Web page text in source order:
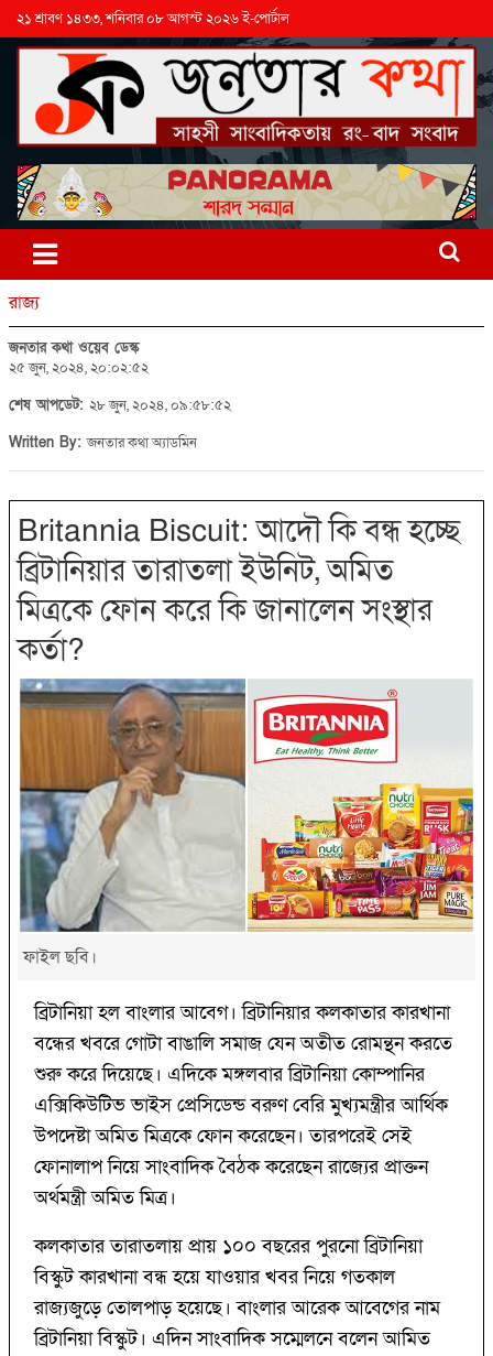
২১ শ্রাবণ ১৪৩৩, শনিবার ০৮ আগস্ট ২০২৬ ই-পোর্টাল
রাজ্য
জনতার কথা ওয়েব ডেস্ক
২৫ জুন, ২০২৪, ২০:০২:৫২
শেষ আপডেট: ২৮ জুন, ২০২৪, ০৯:৫৮:৫২
Written By:জনতার কথা অ্যাডমিন
Britannia Biscuit: আদৌ কি বন্ধ হচ্ছে
ব্রিটানিয়ার তারাতলা ইউনিট, অমিত
মিত্রকে ফোন করে কি জানালেন সংস্থার
কর্তা?
ফাইল ছবি।
ব্রিটানিয়া হল বাংলার আবেগ। ব্রিটানিয়ার কলকাতার কারখানা
বন্ধের খবরে গোটা বাঙালি সমাজ যেন অতীত রোমন্থন করতে
শুরু করে দিয়েছে। এদিকে মঙ্গলবার ব্রিটানিয়া কোম্পানির
এক্সিকিউটিভ ভাইস প্রেসিডেন্ড বরুণ বেরি মুখ্যমন্ত্রীর আর্থিক
উপদেষ্টা অমিত মিত্রকে ফোন করেছেন। তারপরেই সেই
ফোনালাপ নিয়ে সাংবাদিক বৈঠক করেছেন রাজ্যের প্রাক্তন
অর্থমন্ত্রী অমিত মিত্র।
কলকাতার তারাতলায় প্রায় ১০০ বছরের পুরনো ব্রিটানিয়া
বিস্কুট কারখানা বন্ধ হয়ে যাওয়ার খবর নিয়ে গতকাল
রাজ্যজুড়ে তোলপাড় হয়েছে। বাংলার আরেক আবেগের নাম
ব্রিটানিয়া বিস্কুট। এদিন সাংবাদিক সম্মেলনে বলেন আমিত